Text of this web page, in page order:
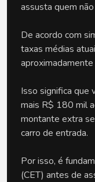
assusta quem
De acordo com
taxas médias
Isso significa que
mais R$ 180 mil
montante extra
carro de entrada.
Por isso, é
(CET) antes de